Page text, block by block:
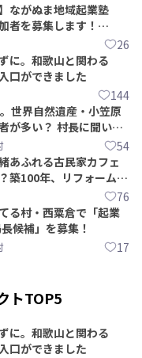
ながぬま地域起業塾
者を募集します！
26
に。和歌山と関わる
口ができました
144
世界自然遺産・小笠原
が多い？ 村長に聞いて
54
あふれる古民家カフェ
築100年、リフォームか
76
る村・西粟倉で「起業
候補」を募集！
17
トTOP5
に。和歌山と関わる
口ができました